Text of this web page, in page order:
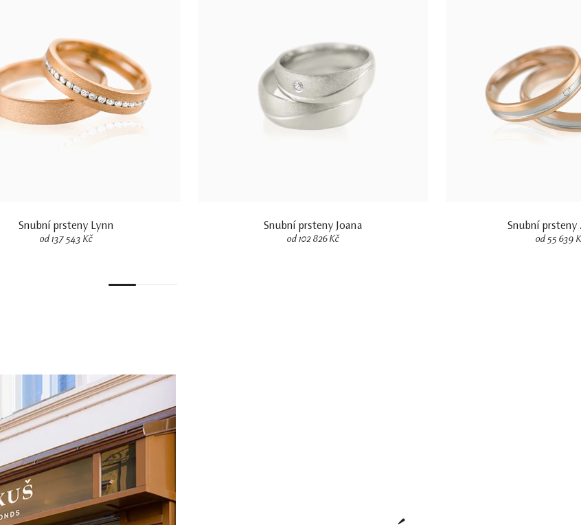
Snubní prsteny Lynn
od 137 543 Kč
Snubní prsteny Joana
od 102 826 Kč
Snubní prsteny
od 55 639